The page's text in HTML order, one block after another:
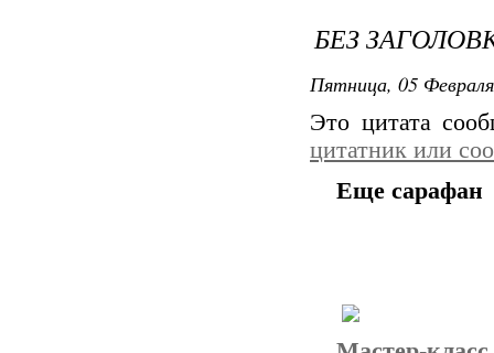
БЕЗ
Пятница, 05
Это цитата
цитатник или
Еще сарафан